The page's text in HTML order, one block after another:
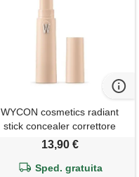
WYCON cosmetics radiant
stick concealer correttore
vegan-friendly in stick
cremoso 08 golden beige
13,90 €
Sped. gratuita